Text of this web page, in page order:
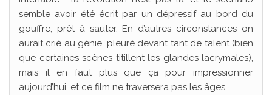
semble avoir été écrit par un dépressif au bord du
gouffre, prêt à sauter. En d’autres circonstances on
aurait crié au génie, pleuré devant tant de talent (bien
que certaines scènes titillent les glandes lacrymales),
mais il en faut plus que ça pour impressionner
aujourd’hui, et ce film ne traversera pas les âges.